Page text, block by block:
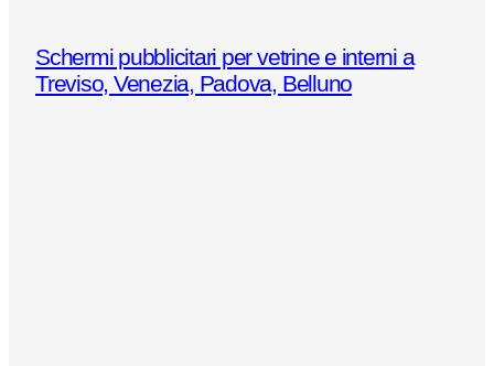
Schermi pubblicitari per vetrine e interni a
Treviso, Venezia, Padova, Belluno